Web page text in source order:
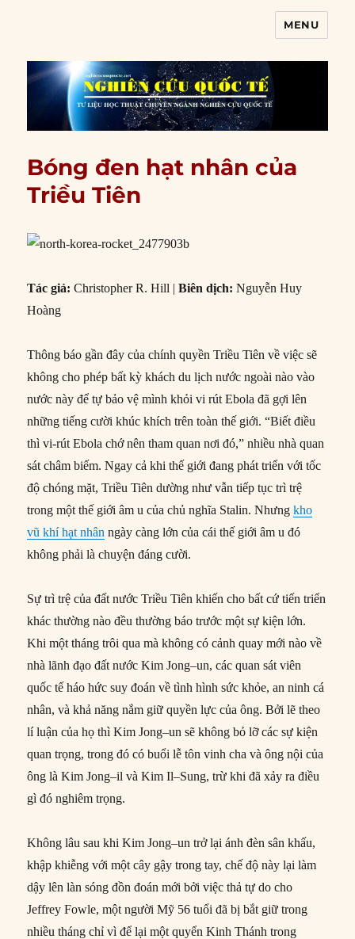
MENU
Bóng đen hạt nhân của
Triều Tiên
Tác giả:Christopher R. Hill |Biên dịch:Nguyễn Huy
Hoàng
Thông báo gần đây của chính quyền Triều Tiên về việc sẽ
không cho phép bất kỳ khách du lịch nước ngoài nào vào
nước này để tự bảo vệ mình khỏi vi rút Ebola đã gợi lên
những tiếng cười khúc khích trên toàn thế giới. “Biết điều
thì vi-rút Ebola chớ nên tham quan nơi đó,” nhiều nhà quan
sát châm biếm. Ngay cả khi thế giới đang phát triển với tốc
độ chóng mặt, Triều Tiên dường như vẫn tiếp tục trì trệ
trong một thế giới âm u của chủ nghĩa Stalin. Nhưngkho
vũ khí hạt nhân ngày càng lớn của cái thế giới âm u đó
không phải là chuyện đáng cười.
Sự trì trệ của đất nước Triều Tiên khiến cho bất cứ tiến triển
khác thường nào đều thường báo trước một sự kiện lớn.
Khi một tháng trôi qua mà không có cảnh quay mới nào về
nhà lãnh đạo đất nước Kim Jong–un, các quan sát viên
quốc tế háo hức suy đoán về tình hình sức khỏe, an ninh cá
nhân, và khả năng nắm giữ quyền lực của ông. Bởi lẽ theo
lí luận của họ thì Kim Jong–un sẽ không bỏ lỡ các sự kiện
quan trọng, trong đó có buổi lễ tôn vinh cha và ông nội của
ông là Kim Jong–il và Kim Il–Sung, trừ khi đã xảy ra điều
gì đó nghiêm trọng.
Không lâu sau khi Kim Jong–un trở lại ánh đèn sân khấu,
khập khiễng với một cây gậy trong tay, chế độ này lại làm
dậy lên làn sóng đồn đoán mới bởi việc thả tự do cho
Jeffrey Fowle, một người Mỹ 56 tuổi đã bị bắt giữ trong
nhiều tháng chỉ vì để lại một quyển Kinh Thánh trong